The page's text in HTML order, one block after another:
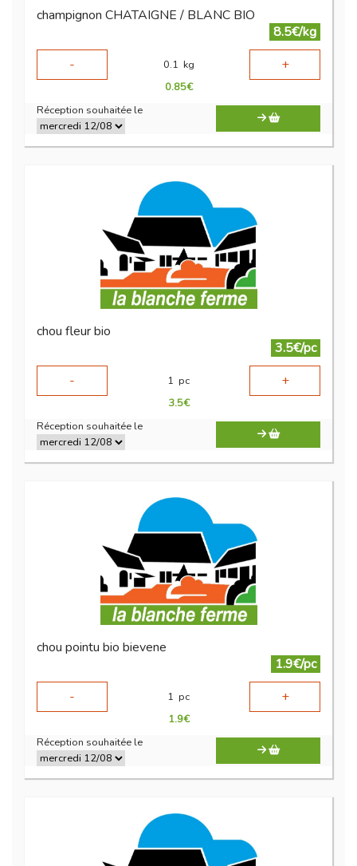
champignon CHATAIGNE / BLANC BIO
8.5€/kg
-
0.1 kg +
0.85€
Réception souhaitée le
chou fleur bio
3.5€/pc
-
1 pc +
3.5€
Réception souhaitée le
chou pointu bio bievene
1.9€/pc
-
1 pc +
1.9€
Réception souhaitée le